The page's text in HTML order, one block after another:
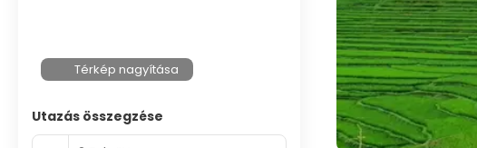
Térkép nagyítása
Utazás összegzése